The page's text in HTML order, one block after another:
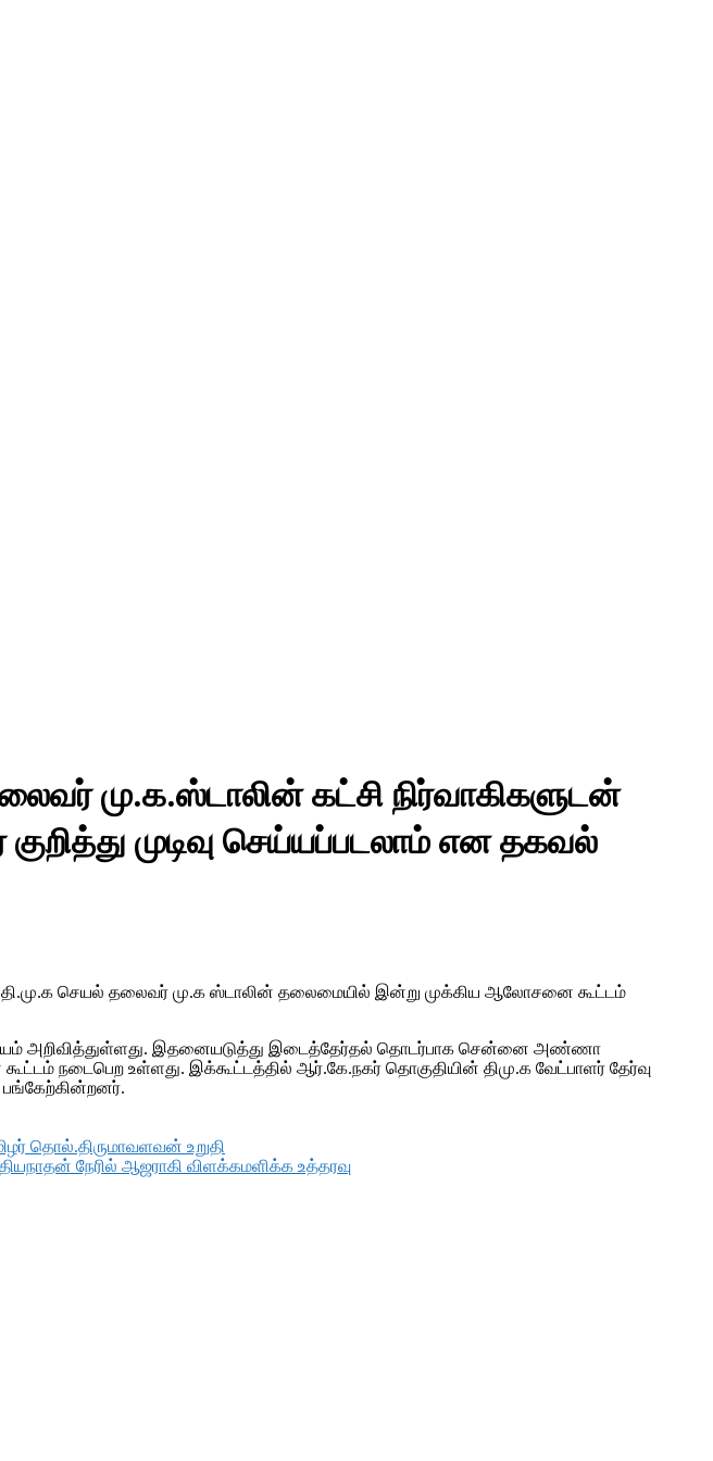
மு.க.ஸ்டாலின் கட்சி நிர்வாகிகளுடன்
முடிவு செய்யப்படலாம் என தகவல்
செயல் தலைவர் மு.க ஸ்டாலின் தலைமையில் இன்று முக்கிய ஆலோசனை கூட்டம்
அறிவித்துள்ளது. இதனையடுத்து இடைத்தேர்தல் தொடர்பாக சென்னை அண்ணா
நடைபெற உள்ளது. இக்கூட்டத்தில் ஆர்.கே.நகர் தொகுதியின் திமு.க வேட்பாளர் தேர்வு
பங்கேற்கின்றனர்.
தொல்.திருமாவளவன் உறுதி
நேரில் ஆஜராகி விளக்கமளிக்க உத்தரவு